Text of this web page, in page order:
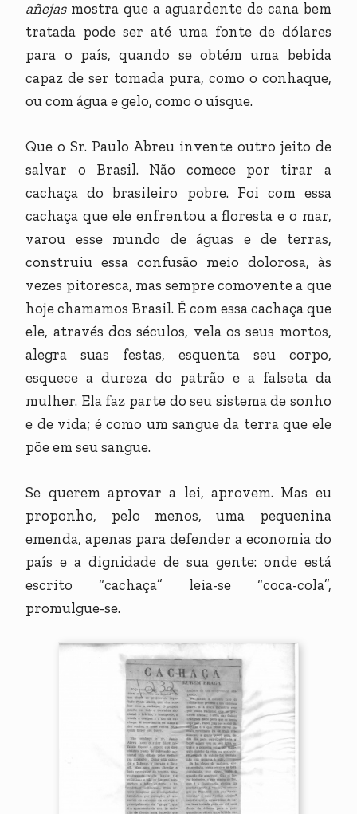
añejasmostra que a aguardente de cana bem
tratada pode ser até uma fonte de dólares
para o país, quando se obtém uma bebida
capaz de ser tomada pura, como o conhaque,
ou com água e gelo, como o uísque.
Que o Sr. Paulo Abreu invente outro jeito de
salvar o Brasil. Não comece por tirar a
cachaça do brasileiro pobre. Foi com essa
cachaça que ele enfrentou a floresta e o mar,
varou esse mundo de águas e de terras,
construiu essa confusão meio dolorosa, às
vezes pitoresca, mas sempre comovente a que
hoje chamamos Brasil. É com essa cachaça que
ele, através dos séculos, vela os seus mortos,
alegra suas festas, esquenta seu corpo,
esquece a dureza do patrão e a falseta da
mulher. Ela faz parte do seu sistema de sonho
e de vida; é como um sangue da terra que ele
põe em seu sangue.
Se querem aprovar a lei, aprovem. Mas eu
proponho, pelo menos, uma pequenina
emenda, apenas para defender a economia do
país e a dignidade de sua gente: onde está
escrito “cachaça” leia-se “coca-cola”,
promulgue-se.